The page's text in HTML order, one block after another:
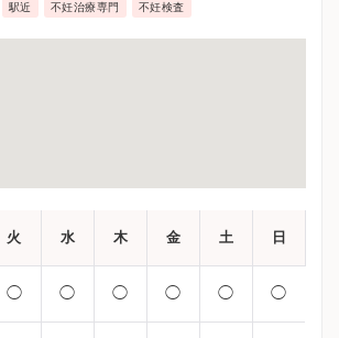
駅近 不妊治療専門 不妊検査
火 水 木 金 土 日
◯ ◯ ◯ ◯ ◯ ◯